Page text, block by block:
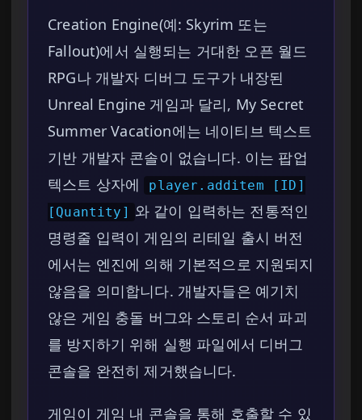
Creation Engine(예: Skyrim 또는
Fallout)에서 실행되는 거대한 오픈 월드
RPG나 개발자 디버그 도구가 내장된
Unreal Engine 게임과 달리, My Secret
Summer Vacation에는 네이티브 텍스트
기반 개발자 콘솔이 없습니다. 이는 팝업
텍스트 상자에
player.additem [ID]
[Quantity]
와 같이 입력하는 전통적인
명령줄 입력이 게임의 리테일 출시 버전
에서는 엔진에 의해 기본적으로 지원되지
않음을 의미합니다. 개발자들은 예기치
않은 게임 충돌 버그와 스토리 순서 파괴
를 방지하기 위해 실행 파일에서 디버그
콘솔을 완전히 제거했습니다.
게임이 게임 내 콘솔을 통해 호출할 수 있